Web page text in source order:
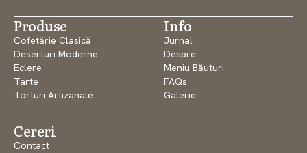
Produse
Cofetărie Clasică
Deserturi Moderne
Eclere
Tarte
Torturi Artizanale
Info
Jurnal
Despre
Meniu Băuturi
FAQs
Galerie
Cereri
Contact